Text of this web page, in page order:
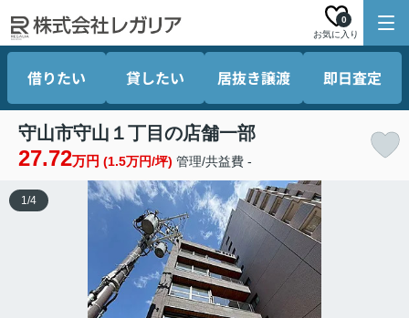
お気に入り
0
借りたい 貸したい 居抜き譲渡 即日査定
守山市守山１丁目の店舗一部
27.72万円 (1.5万円/坪) 管理/共益費 -
1 /4